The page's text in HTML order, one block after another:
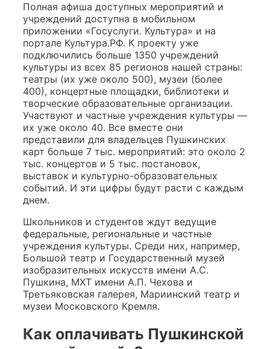
Полная афиша доступных мероприятий и
учреждений доступна в мобильном
приложении «Госуслуги. Культура» и на
портале Культура.РФ. К проекту уже
подключились больше 1350 учреждений
культуры из всех 85 регионов нашей страны:
театры (их уже около 500), музеи (более
400), концертные площадки, библиотеки и
творческие образовательные организации.
Участвуют и частные учреждения культуры —
их уже около 40. Все вместе они
представили для владельцев Пушкинских
карт больше 7 тыс. мероприятий: это около 2
тыс. концертов и 5 тыс. постановок,
выставок и культурно-образовательных
событий. И эти цифры будут расти с каждым
днем.
Школьников и студентов ждут ведущие
федеральные, региональные и частные
учреждения культуры. Среди них, например,
Большой театр и Государственный музей
изобразительных искусств имени А.С.
Пушкина, МХТ имени А.П. Чехова и
Третьяковская галерея, Мариинский театр и
музеи Московского Кремля.
Как оплачивать Пушкинской